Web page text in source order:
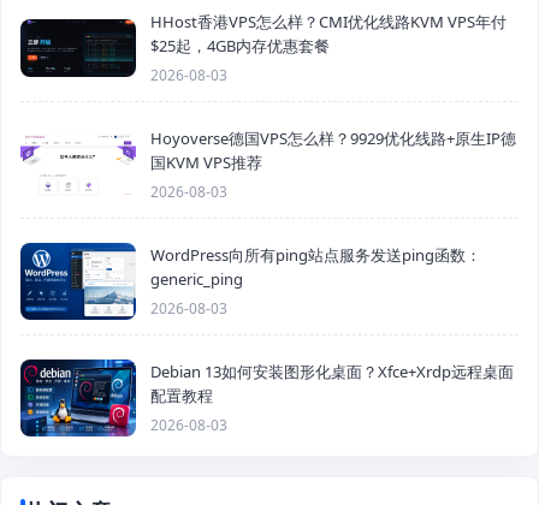
HHost香港VPS怎么样？CMI优化线路KVM VPS年付
$25起，4GB内存优惠套餐
2026-08-03
Hoyoverse德国VPS怎么样？9929优化线路+原生IP德
国KVM VPS推荐
2026-08-03
WordPress向所有ping站点服务发送ping函数：
generic_ping
2026-08-03
Debian 13如何安装图形化桌面？Xfce+Xrdp远程桌面
配置教程
2026-08-03